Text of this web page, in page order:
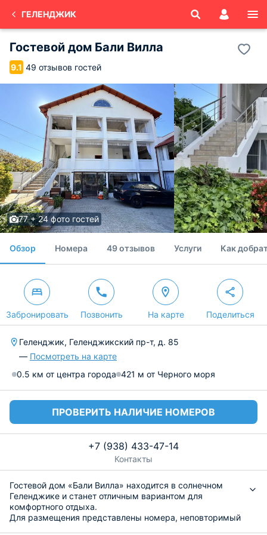
ГЕЛЕНДЖИК
Гостевой дом Бали Вилла
9.1 49 отзывов гостей
77 + 24 фото гостей
Обзор Номера 49 отзывов Услуги Как
Забронировать Позвонить На карте Поделиться
Геленджик, Геленджикский пр-т, д. 85
— Посмотреть на карте
0.5 км от центра города 421 м от Черного моря
ПРОВЕРИТЬ НАЛИЧИЕ НОМЕРОВ
+7 (938) 433-47-14
Контакты
Гостевой дом «Бали Вилла» находится в солнечном
Геленджике и станет отличным вариантом для
комфортного отдыха.
Для размещения представлены номера, неповторимый